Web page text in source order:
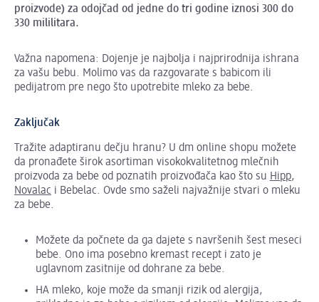
proizvode) za odojčad od jedne do tri godine iznosi 300 do
330 mililitara.
Važna napomena: Dojenje je najbolja i najprirodnija ishrana
za vašu bebu. Molimo vas da razgovarate s babicom ili
pedijatrom pre nego što upotrebite mleko za bebe.
Zaključak
Tražite adaptiranu dečju hranu? U dm online shopu možete
da pronađete širok asortiman visokokvalitetnog mlečnih
proizvoda za bebe od poznatih proizvođača kao što su Hipp,
Novalac i Bebelac. Ovde smo saželi najvažnije stvari o mleku
za bebe.
Možete da počnete da ga dajete s navršenih šest meseci
bebe. Ono ima posebno kremast recept i zato je
uglavnom zasitnije od dohrane za bebe.
HA mleko, koje može da smanji rizik od alergija,